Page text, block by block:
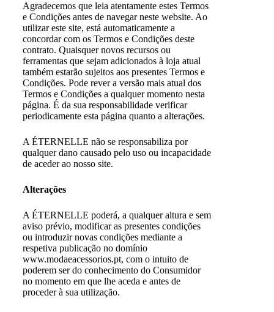
Agradecemos que leia atentamente estes Termos
e Condições antes de navegar neste website. Ao
utilizar este site, está automaticamente a
concordar com os Termos e Condições deste
contrato. Quaisquer novos recursos ou
ferramentas que sejam adicionados à loja atual
também estarão sujeitos aos presentes Termos e
Condições. Pode rever a versão mais atual dos
Termos e Condições a qualquer momento nesta
página. É da sua responsabilidade verificar
periodicamente esta página quanto a alterações.
A ÉTERNELLE não se responsabiliza por
qualquer dano causado pelo uso ou incapacidade
de aceder ao nosso site.
Alterações
A ÉTERNELLE poderá, a qualquer altura e sem
aviso prévio, modificar as presentes condições
ou introduzir novas condições mediante a
respetiva publicação no domínio
www.modaeacessorios.pt, com o intuito de
poderem ser do conhecimento do Consumidor
no momento em que lhe aceda e antes de
proceder à sua utilização.